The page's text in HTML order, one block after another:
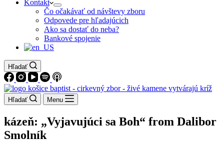
Kontakt
Čo očakávať od návštevy zboru
Odpovede pre hľadajúcich
Ako sa dostať do neba?
Bankové spojenie
Hľadať
Hľadať Menu
kázeň: „Vyjavujúci sa Boh“ from Dalibor
Smolník